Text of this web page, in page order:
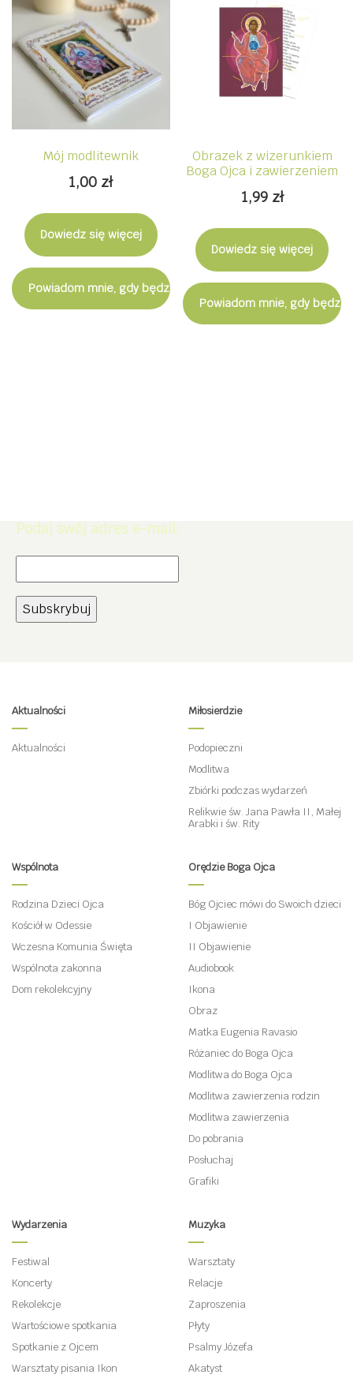
Mój modlitewnik
1,00 zł
Dowiedz się więcej
Powiadom mnie, gdy będzie dostępny
Obrazek z wizerunkiem
Boga Ojca i zawierzeniem
1,99 zł
Dowiedz się więcej
Powiadom mnie, gdy
Podaj swój adres e-mail:
Aktualności
Aktualności
Miłosierdzie
Podopieczni
Modlitwa
Zbiórki podczas wydarzeń
Relikwie św. Jana Pawła II, Małej
Arabki i św. Rity
Wspólnota
Rodzina Dzieci Ojca
Kościół w Odessie
Wczesna Komunia Święta
Wspólnota zakonna
Dom rekolekcyjny
Orędzie Boga Ojca
Bóg Ojciec mówi do Swoich dzieci
I Objawienie
II Objawienie
Audiobook
Ikona
Obraz
Matka Eugenia Ravasio
Różaniec do Boga Ojca
Modlitwa do Boga Ojca
Modlitwa zawierzenia rodzin
Modlitwa zawierzenia
Do pobrania
Posłuchaj
Grafiki
Wydarzenia
Festiwal
Koncerty
Rekolekcje
Wartościowe spotkania
Spotkanie z Ojcem
Warsztaty pisania Ikon
Muzyka
Warsztaty
Relacje
Zaproszenia
Płyty
Psalmy Józefa
Akatyst